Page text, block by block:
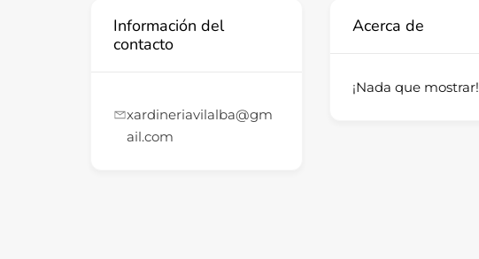
Información del
contacto
xardineriavilalba@gm
ail.com
Acerca de
¡Nada que mostrar!